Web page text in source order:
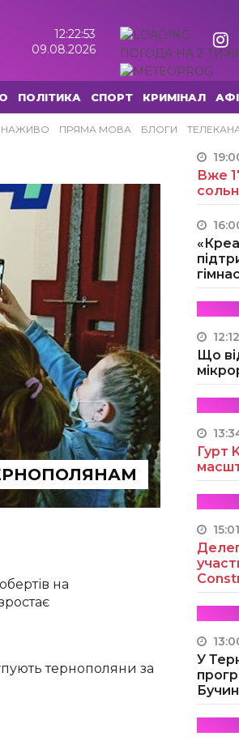
12:22:54
09.08.2026
ПОГОДА НА 2
ПОЛІТИКА СПОРТ КРИМІНАЛ
НАЖИВО ПРЯМА МОВА БЛОГИ
на
тернополяни за
Вже
12:12
Що
Гурт
15:01
У